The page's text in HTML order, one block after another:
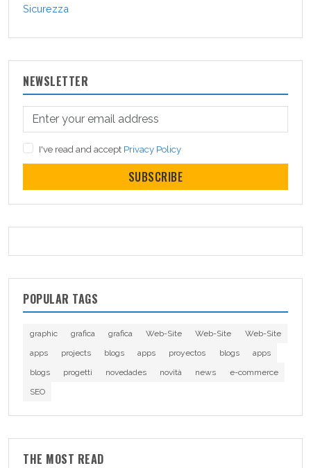
Sicurezza
NEWSLETTER
I've read and accept Privacy Policy
SUBSCRIBE
POPULAR TAGS
graphic grafica grafica Web-Site Web-Site
Web-Site
apps
projects blogs apps proyectos blogs
apps
blogs
progetti novedades novità news
e-commerce
SEO
THE MOST READ